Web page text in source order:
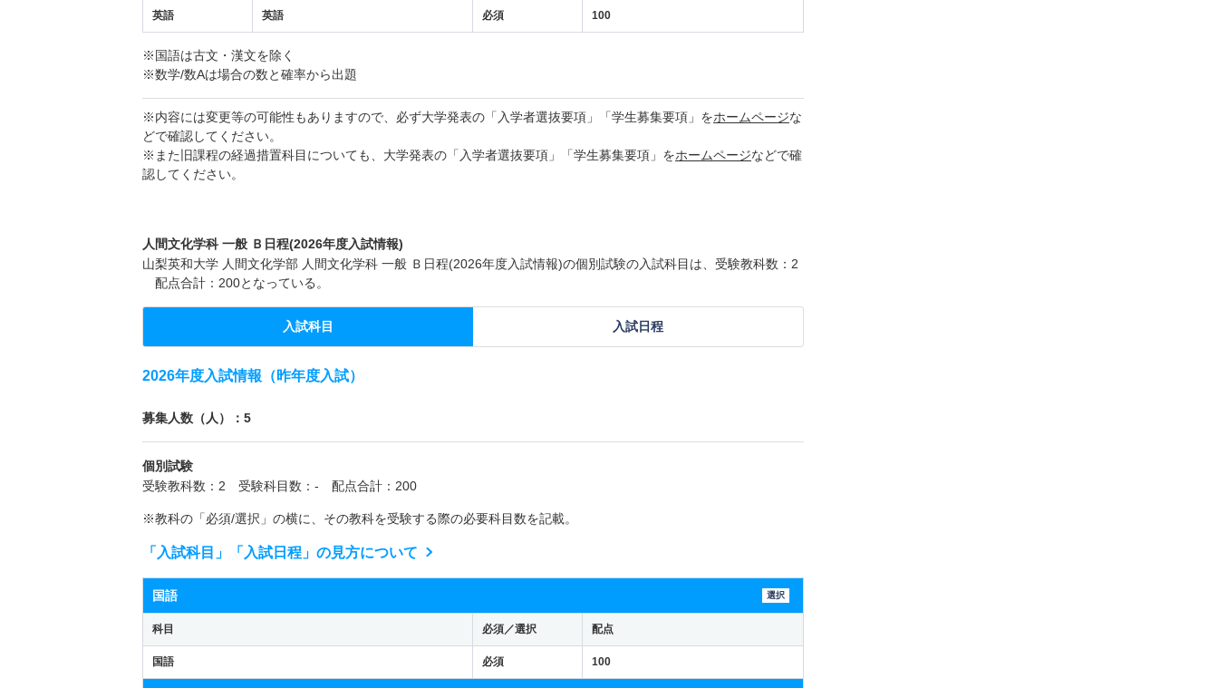
英語 英語 必須 100
※国語は古文・漢文を除く
※数学/数Aは場合の数と確率から出題
※内容には変更等の可能性もありますので、必ず大学発表の「入学者選抜要項」「学生募集要項」をホームページな
どで確認してください。
※また旧課程の経過措置科目についても、大学発表の「入学者選抜要項」「学生募集要項」をホームページなどで確
認してください。
人間文化学科 一般 Ｂ日程(2026年度入試情報)
山梨英和大学 人間文化学部 人間文化学科 一般 Ｂ日程(2026年度入試情報)の個別試験の入試科目は、受験教科数：2
配点合計：200となっている。
入試科目 入試日程
2026年度入試情報（昨年度入試）
募集人数（人）：5
個別試験
受験教科数：2 受験科目数：- 配点合計：200
※教科の「必須/選択」の横に、その教科を受験する際の必要科目数を記載。
「入試科目」「入試日程」の見方について
国語 選択
科目 必須／選択 配点
国語 必須 100